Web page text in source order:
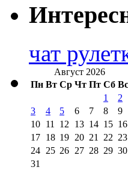
чат
Август 2026
Пн Вт Ср Чт Пт Сб Вс
1
2
3
4 5 6 7 8
9
10 11 12 13 14 15 16
17 18 19 20 21 22 23
24 25 26 27 28 29 30
31